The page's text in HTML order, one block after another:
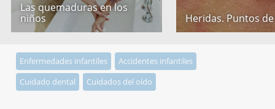
Las quemaduras en los
niños
Heridas. Puntos
Enfermedades infantiles
Accidentes infantiles
Cuidado dental
Cuidados del oído